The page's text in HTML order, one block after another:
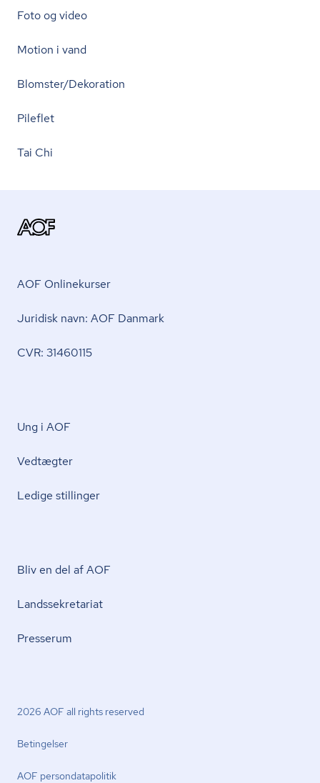
Foto og video
Motion i vand
Blomster/Dekoration
Pileflet
Tai Chi
AOF Onlinekurser
Juridisk navn: AOF Danmark
CVR: 31460115
Ung i AOF
Vedtægter
Ledige stillinger
Bliv en del af AOF
Lands­se­kre­ta­ri­at
Presserum
2026 AOF all rights reserved
Betingelser
AOF per­son­da­ta­po­li­tik